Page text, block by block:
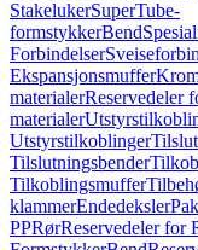
StakelukerSuperTube-
formstykkerBend
Forbindelser
Ekspansjonsmuffer
materialerReservedeler
materialer
Utstyrstilkoblinger
Tilslutningsbender
Tilkoblingsmuffer
klammerEndedeksler
PPRørReservedeler for